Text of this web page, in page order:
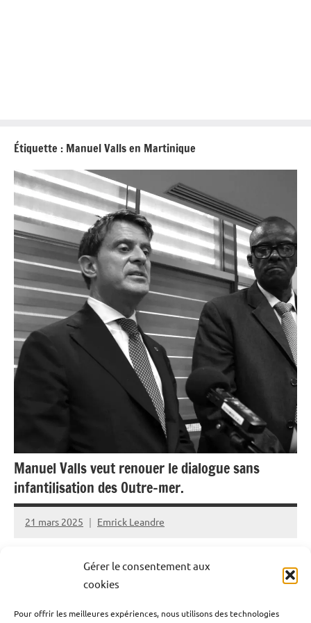
Gérer le consentement aux
cookies
Pour offrir les meilleures expériences, nous utilisons des technologies
Étiquette : Manuel Valls en Martinique
Manuel Valls veut renouer le dialogue sans
infantilisation des Outre-mer.
21 mars 2025 Emrick Leandre
C’est dans un contexte de crise sociale, économique,
démographique et internationale que Manuel Valls,
Antilles-Françaises. Une visite au pas de charge faite lors